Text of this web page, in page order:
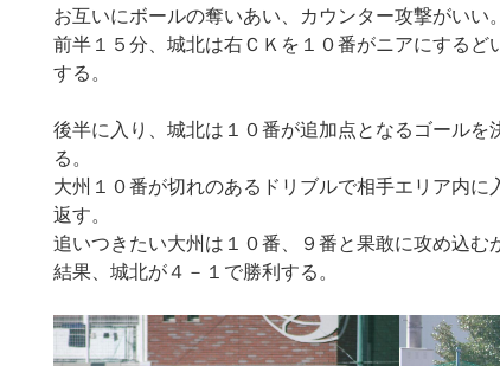
お互いにボールの奪いあい、カウンター攻撃がいい。
前半１５分、城北は右ＣＫを１０番がニアにする
する。
後半に入り、城北は１０番が追加点となるゴール
る。
大州１０番が切れのあるドリブルで相手エリア内
返す。
追いつきたい大州は１０番、９番と果敢に攻め込む
結果、城北が４－１で勝利する。